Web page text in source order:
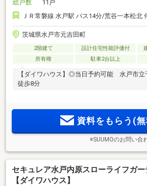
総戸数
11戸
ＪＲ常磐線 水戸駅 バス14分/荒谷一本松北
茨城県水戸市元吉田町
2階建て 設計住宅性能評価付
所有権
駐車2台以上
【ダイワハウス】◎当日予約可能 水戸市立
徒歩8分
資料をもらう(
※SUUMOのお問い合
セキュレア水戸内原スローライフガ
【ダイワハウス】